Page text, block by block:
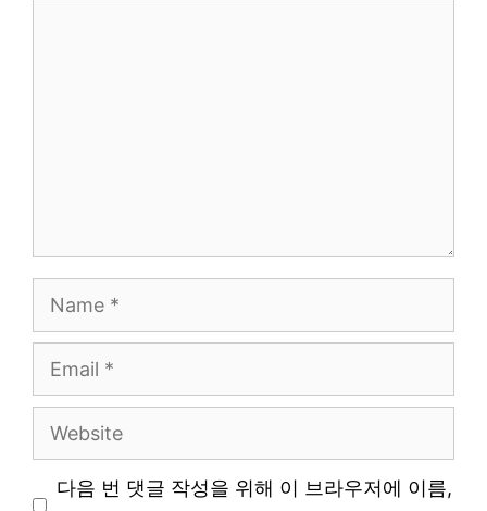
Name
Email
Website
다음 번 댓글 작성을 위해 이 브라우저에 이름,